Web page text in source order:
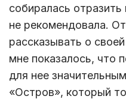
собиралась
не рекомендовала.
рассказывать о
мне показалось, что
для нее
«Остров», который